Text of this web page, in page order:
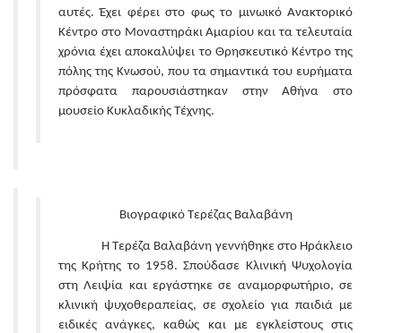
αυτές. Έχει φέρει στο φως το μινωικό Ανακτορικό
Κέντρο στο Μοναστηράκι Αμαρίου και τα τελευταία
χρόνια έχει αποκαλύψει το Θρησκευτικό Κέντρο της
πόλης της Κνωσού, που τα σημαντικά του ευρήματα
πρόσφατα παρουσιάστηκαν στην Αθήνα στο
μουσείο Κυκλαδικής Τέχνης.
Βιογραφικό Τερέζας Βαλαβάνη
Η Τερέζα Βαλαβάνη γεννήθηκε στο Ηράκλειο
της Κρήτης το 1958. Σπούδασε Κλινική Ψυχολογία
στη Λειψία και εργάστηκε σε αναμορφωτήριο, σε
κλινική ψυχοθεραπείας, σε σχολείο για παιδιά με
ειδικές ανάγκες, καθώς και με εγκλείστους στις